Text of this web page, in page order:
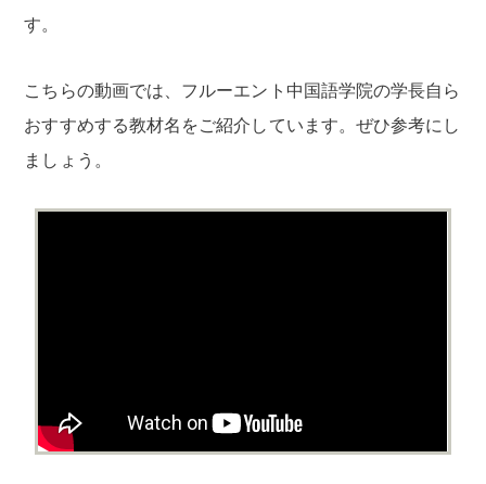
す。
こちらの動画では、フルーエント中国語学院の学長自ら
おすすめする教材名をご紹介しています。ぜひ参考にし
ましょう。